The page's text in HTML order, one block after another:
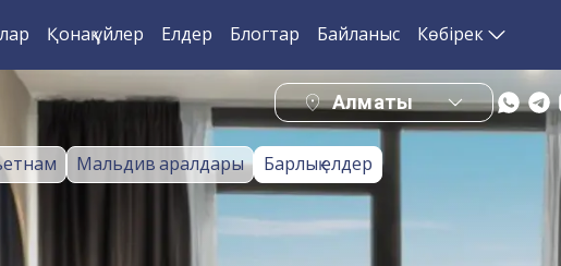
Қонақ үйлер Елдер Блогтар Байланыс Көбірек
Алматы
Мальдив аралдары Барлық елдер